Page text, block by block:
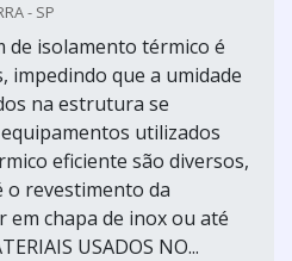
- SP
de isolamento térmico é
impedindo que a umidade
na estrutura se
utilizados
eficiente são diversos,
o revestimento da
chapa de inox ou até
USADOS NO...